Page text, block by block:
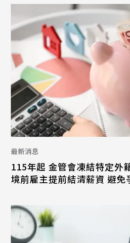
最新消息
115年起 金管會凍結特定外
境前雇主提前結清薪資 避免